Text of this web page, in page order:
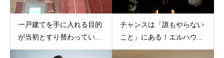
一戸建てを手に入れる目的
が当初とすり替わってい...
チャンスは「誰もやらない
こと」にある！エルハウ...